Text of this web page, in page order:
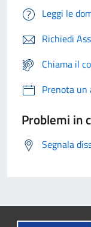
Leggi le
Richiedi
Chiama il
Prenota
Problemi in
Segnala